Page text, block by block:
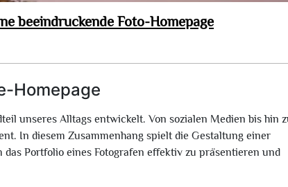
beeindruckende Foto-Homepage
Homepage
unseres Alltags entwickelt. Von sozialen Medien bis hin
In diesem Zusammenhang spielt die Gestaltung einer
Portfolio eines Fotografen effektiv zu präsentieren und